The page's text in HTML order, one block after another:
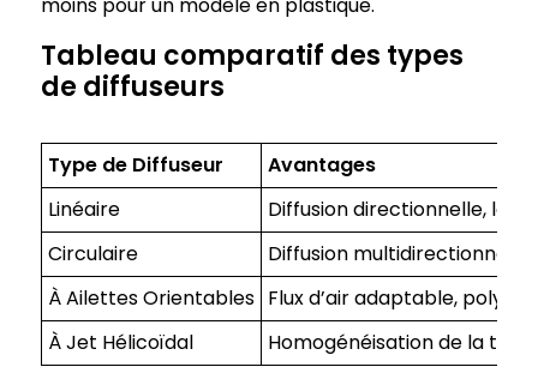
Tableau comparatif des types
de diffuseurs
Type de Diffuseur
Avantages
Linéaire
Diffusion directionnelle,
Circulaire
Diffusion
À Ailettes Orientables Flux d’air adaptable,
À Jet Hélicoïdal
Homogénéisation de la